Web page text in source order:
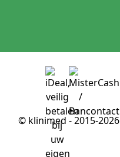
© klinimed - 2015-2026